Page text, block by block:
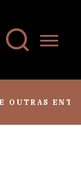
OUTRAS